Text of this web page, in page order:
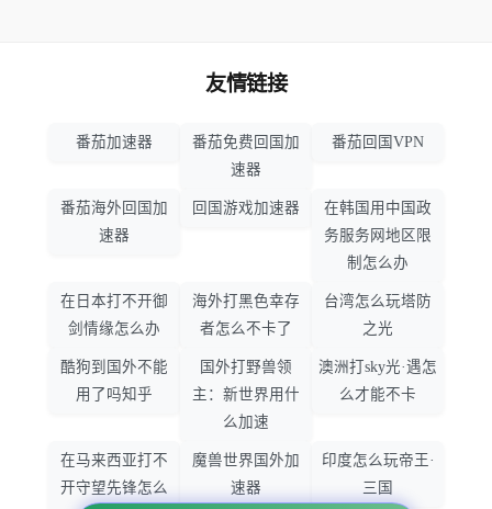
友情链接
番茄加速器
番茄免费回国加
速器
番茄回国VPN
番茄海外回国加
速器
回国游戏加速器
在韩国用中国政
务服务网地区限
制怎么办
在日本打不开御
剑情缘怎么办
海外打黑色幸存
者怎么不卡了
台湾怎么玩塔防
之光
酷狗到国外不能
用了吗知乎
国外打野兽领
主：新世界用什
么加速
澳洲打sky光·遇怎
么才能不卡
在马来西亚打不
开守望先锋怎么
魔兽世界国外加
速器
印度怎么玩帝王·
三国